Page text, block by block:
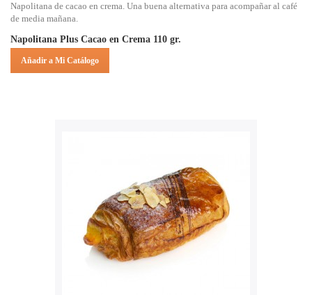
Napolitana de cacao en crema. Una buena alternativa para acompañar al café
de media mañana.
Napolitana Plus Cacao en Crema 110 gr.
Añadir a Mi Catálogo